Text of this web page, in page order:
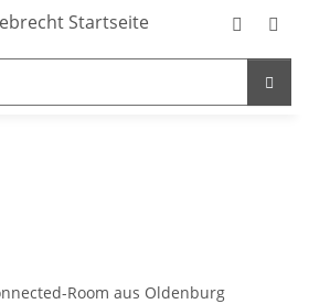
Room aus Oldenburg